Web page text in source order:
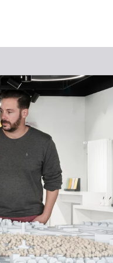
Suchbegriff
Stadtführungen
Ausflugsziele
Wein
Wandern